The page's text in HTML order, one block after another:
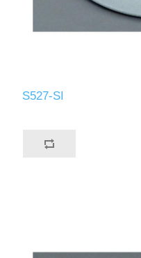
S527-SI